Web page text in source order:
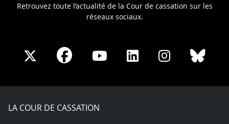
Retrouvez toute l’actualité de la Cour de cassation sur les
réseaux sociaux.
Share
X
Share
Facebook
Share
Youtube
Share
LinkedIn
Share
Instagram
LA COUR DE CASSATION